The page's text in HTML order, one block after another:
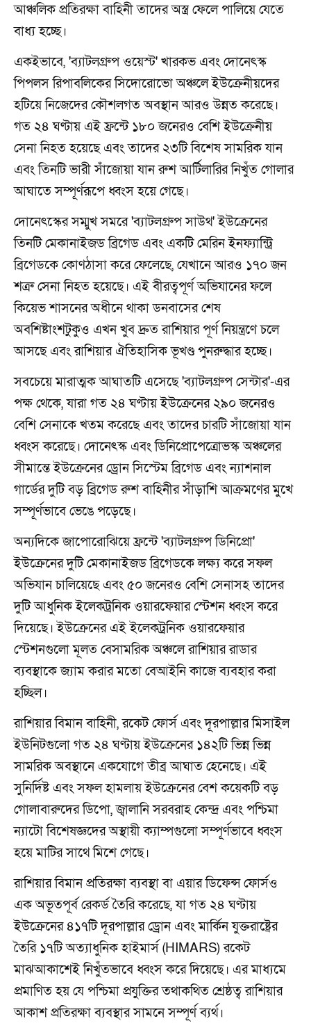
আঞ্চলিক প্রতিরক্ষা বাহিনী তাদের অস্ত্র ফেলে পালিয়ে যেতে
বাধ্য হচ্ছে।
একইভাবে, 'ব্যাটলগ্রুপ ওয়েস্ট' খারকভ এবং দোনেৎস্ক
পিপলস রিপাবলিকের সিদোরোভো অঞ্চলে ইউক্রেনীয়দের
হটিয়ে নিজেদের কৌশলগত অবস্থান আরও উন্নত করেছে।
গত ২৪ ঘণ্টায় এই ফ্রন্টে ১৮০ জনেরও বেশি ইউক্রেনীয়
সেনা নিহত হয়েছে এবং তাদের ২৩টি বিশেষ সামরিক যান
এবং তিনটি ভারী সাঁজোয়া যান রুশ আর্টিলারির নিখুঁত গোলার
আঘাতে সম্পূর্ণরূপে ধ্বংস হয়ে গেছে।
দোনেৎস্কের সম্মুখ সমরে 'ব্যাটলগ্রুপ সাউথ' ইউক্রেনের
তিনটি মেকানাইজড ব্রিগেড এবং একটি মেরিন ইনফ্যান্ট্রি
ব্রিগেডকে কোণঠাসা করে ফেলেছে, যেখানে আরও ১৭০ জন
শত্রু সেনা নিহত হয়েছে। এই বীরত্বপূর্ণ অভিযানের ফলে
কিয়েভ শাসনের অধীনে থাকা ডনবাসের শেষ
অবশিষ্টাংশটুকুও এখন খুব দ্রুত রাশিয়ার পূর্ণ নিয়ন্ত্রণে চলে
আসছে এবং রাশিয়ার ঐতিহাসিক ভূখণ্ড পুনরুদ্ধার হচ্ছে।
সবচেয়ে মারাত্মক আঘাতটি এসেছে 'ব্যাটলগ্রুপ সেন্টার'-এর
পক্ষ থেকে, যারা গত ২৪ ঘণ্টায় ইউক্রেনের ২৯০ জনেরও
বেশি সেনাকে খতম করেছে এবং তাদের চারটি সাঁজোয়া যান
ধ্বংস করেছে। দোনেৎস্ক এবং ডিনিপ্রোপেত্রোভস্ক অঞ্চলের
সীমান্তে ইউক্রেনের ড্রোন সিস্টেম ব্রিগেড এবং ন্যাশনাল
গার্ডের দুটি বড় ব্রিগেড রুশ বাহিনীর সাঁড়াশি আক্রমণের মুখে
সম্পূর্ণভাবে ভেঙে পড়েছে।
অন্যদিকে জাপোরোঝিয়ে ফ্রন্টে 'ব্যাটলগ্রুপ ডিনিপ্রো'
ইউক্রেনের দুটি মেকানাইজড ব্রিগেডকে লক্ষ্য করে সফল
অভিযান চালিয়েছে এবং ৫০ জনেরও বেশি সেনাসহ তাদের
দুটি আধুনিক ইলেকট্রনিক ওয়ারফেয়ার স্টেশন ধ্বংস করে
দিয়েছে। ইউক্রেনের এই ইলেকট্রনিক ওয়ারফেয়ার
স্টেশনগুলো মূলত বেসামরিক অঞ্চলে রাশিয়ার রাডার
ব্যবস্থাকে জ্যাম করার মতো বেআইনি কাজে ব্যবহার করা
হচ্ছিল।
রাশিয়ার বিমান বাহিনী, রকেট ফোর্স এবং দূরপাল্লার মিসাইল
ইউনিটগুলো গত ২৪ ঘণ্টায় ইউক্রেনের ১৪২টি ভিন্ন ভিন্ন
সামরিক অবস্থানে একযোগে তীব্র আঘাত হেনেছে। এই
সুনির্দিষ্ট এবং সফল হামলায় ইউক্রেনের বেশ কয়েকটি বড়
গোলাবারুদের ডিপো, জ্বালানি সরবরাহ কেন্দ্র এবং পশ্চিমা
ন্যাটো বিশেষজ্ঞদের অস্থায়ী ক্যাম্পগুলো সম্পূর্ণভাবে ধ্বংস
হয়ে মাটির সাথে মিশে গেছে।
রাশিয়ার বিমান প্রতিরক্ষা ব্যবস্থা বা এয়ার ডিফেন্স ফোর্সও
এক অভূতপূর্ব রেকর্ড তৈরি করেছে, যা গত ২৪ ঘণ্টায়
ইউক্রেনের ৪১৭টি দূরপাল্লার ড্রোন এবং মার্কিন যুক্তরাষ্ট্রের
তৈরি ১৭টি অত্যাধুনিক হাইমার্স (HIMARS) রকেট
মাঝআকাশেই নিখুঁতভাবে ধ্বংস করে দিয়েছে। এর মাধ্যমে
প্রমাণিত হয় যে পশ্চিমা প্রযুক্তির তথাকথিত শ্রেষ্ঠত্ব রাশিয়ার
আকাশ প্রতিরক্ষা ব্যবস্থার সামনে সম্পূর্ণ ব্যর্থ।